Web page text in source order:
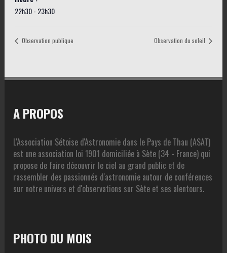
22h30 - 23h30
Observation publique Observation du soleil
A PROPOS
L'Association Sétoise d'Astronomie dans le Pays de Thau (ASAT)
est une association loi 1901 domiciliée à Sète (34 - France) qui
propose de faire découvrir le ciel au grand public et de
rassembler des passionnés d'astronomie autour de conférences
sur notre univers et d'observations sur Sète et ses alentours.
PHOTO DU MOIS